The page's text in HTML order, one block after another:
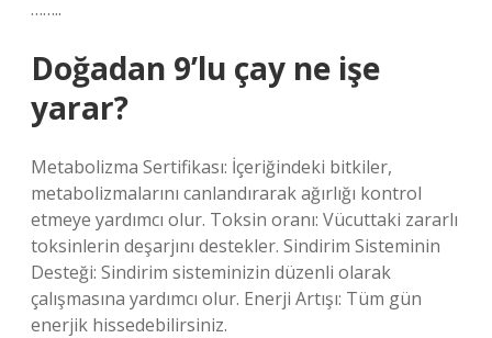
……..
Doğadan 9’lu çay ne işe
yarar?
Metabolizma Sertifikası: İçeriğindeki bitkiler,
metabolizmalarını canlandırarak ağırlığı kontrol
etmeye yardımcı olur. Toksin oranı: Vücuttaki zararlı
toksinlerin deşarjını destekler. Sindirim Sisteminin
Desteği: Sindirim sisteminizin düzenli olarak
çalışmasına yardımcı olur. Enerji Artışı: Tüm gün
enerjik hissedebilirsiniz.